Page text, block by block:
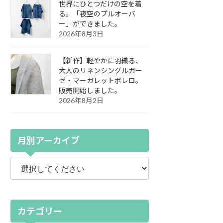
世界にひとつだけの空を着
る。「夜空のプルオーバ
ー」ができました。
2026年8月3日
【新作】軽やかに羽織る、
大人のリネンシングルガー
ゼ・マーガレットボレロ。
販売開始しました。
2026年8月2日
月別アーカイブ
カテゴリー